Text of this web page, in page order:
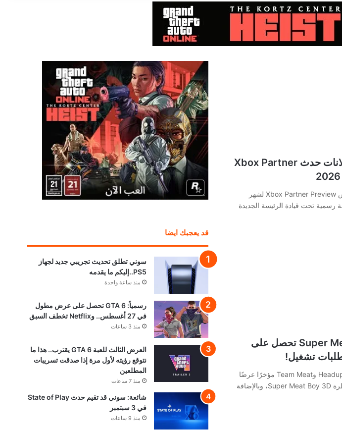
ملخص لجميع إعلانات حدث Xbox Partner
حل علينا حدث اكسبوكس Xbox Partner Preview لشهر
محطة رسمية تحت قيادة الرئيسة الجديدة
لعبة Super Meat Boy 3D تحصل على
تشغيل!
أطلقت شركتا Headup Games وTeam Meat مؤخرًا عرضًا
دعائيًا رسميًا للعبة المنتظرة Super Meat Boy 3D، وبالإضافة
قد يعجبك ايضا
سوني تطلق تحديث تجريبي جديد لجهاز
PS5..إليكم ما يقدمه
منذ ساعة واحدة
رسمياً: GTA 6 تحصل على عرض مطول
في 27 أغسطس.. وNetflix تخطف السبق
منذ 3 ساعات
العرض الثالث للعبة GTA 6 يقترب.. هذا ما
نتوقع رؤيته لأول مرة إذا صدقت تسريبات
المطلعين
منذ 7 ساعات
شائعة: سوني قد تقيم حدث State of Play
في 3 سبتمبر
منذ 9 ساعات